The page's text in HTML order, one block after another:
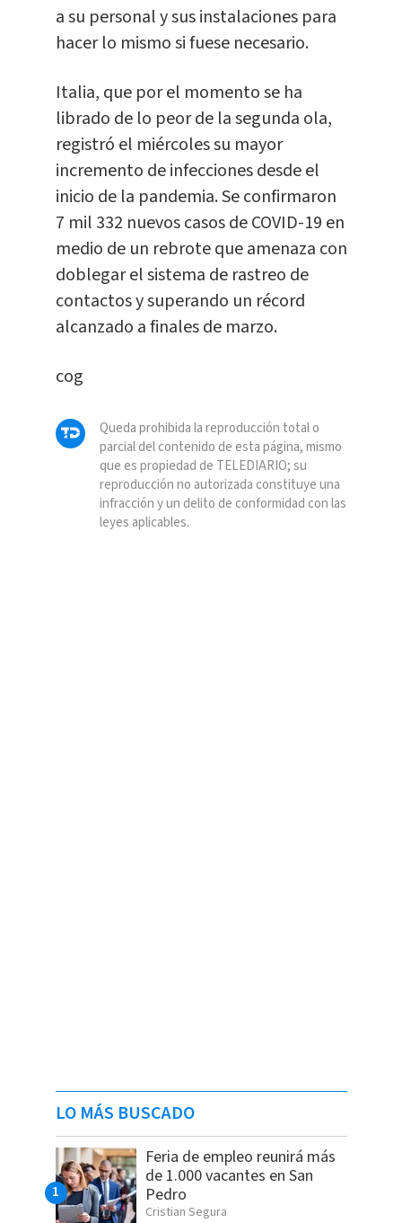
a su personal y sus instalaciones para
hacer lo mismo si fuese necesario.
Italia, que por el momento se ha
librado de lo peor de la segunda ola,
registró el miércoles su mayor
incremento de infecciones desde el
inicio de la pandemia. Se confirmaron
7 mil 332 nuevos casos de COVID-19 en
medio de un rebrote que amenaza con
doblegar el sistema de rastreo de
contactos y superando un récord
alcanzado a finales de marzo.
cog
Queda prohibida la reproducción total o
parcial del contenido de esta página, mismo
que es propiedad de TELEDIARIO; su
reproducción no autorizada constituye una
infracción y un delito de conformidad con las
leyes aplicables.
LO MÁS BUSCADO
Feria de empleo reunirá más
de 1.000 vacantes en San
Pedro
Cristian Segura